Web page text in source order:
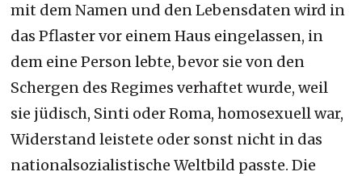
mit dem Namen und den Lebensdaten wird in
das Pflaster vor einem Haus eingelassen, in
dem eine Person lebte, bevor sie von den
Schergen des Regimes verhaftet wurde, weil
sie jüdisch, Sinti oder Roma, homosexuell war,
Widerstand leistete oder sonst nicht in das
nationalsozialistische Weltbild passte. Die